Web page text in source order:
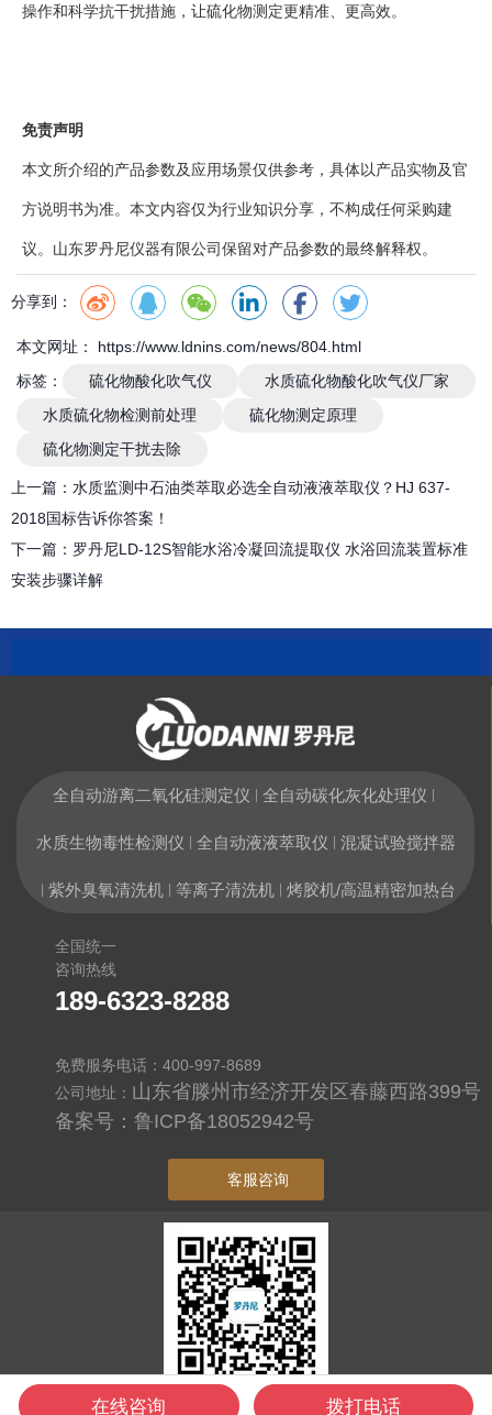
操作和科学抗干扰措施，让硫化物测定更精准、更高效。
免责声明
本文所介绍的产品参数及应用场景仅供参考，具体以产品实物及官
方说明书为准。本文内容仅为行业知识分享，不构成任何采购建
议。山东罗丹尼仪器有限公司保留对产品参数的最终解释权。
分享到：
本文网址： https://www.ldnins.com/news/804.html
标签：
硫化物酸化吹气仪
水质硫化物酸化吹气仪厂家
水质硫化物检测前处理
硫化物测定原理
硫化物测定干扰去除
上一篇： 水质监测中石油类萃取必选全自动液液萃取仪？HJ 637-
2018国标告诉你答案！
下一篇： 罗丹尼LD-12S智能水浴冷凝回流提取仪 水浴回流装置标准
安装步骤详解
全自动游离二氧化硅测定仪 | 全自动碳化灰化处理仪 |
水质生物毒性检测仪 | 全自动液液萃取仪 | 混凝试验搅拌器
| 紫外臭氧清洗机 | 等离子清洗机 | 烤胶机/高温精密加热台
全国统一
咨询热线
189-6323-8288
免费服务电话：400-997-8689
公司地址： 山东省滕州市经济开发区春藤西路399号
备案号： 鲁ICP备18052942号
客服咨询
扫码添加咨询
在线咨询 拨打电话